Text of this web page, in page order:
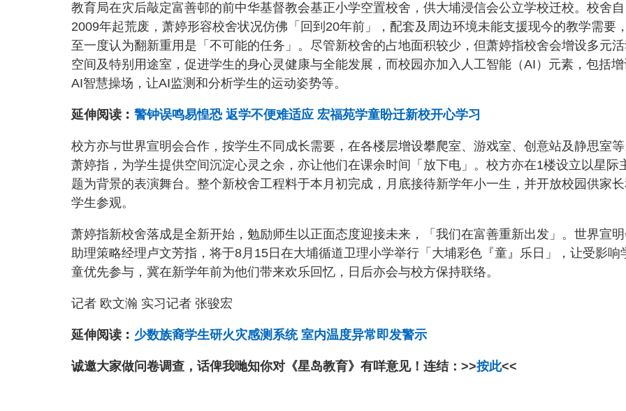
教育局在灾后敲定富善邨的前中华基督教会基正小学空置校舍，供大埔浸信会公立学校迁校。校舍自
2009年起荒废，萧婷形容校舍状况仿佛「回到20年前」，配套及周边环境未能支援现今的教学需要
至一度认为翻新重用是「不可能的任务」。尽管新校舍的占地面积较少，但萧婷指校舍会增设多元
空间及特别用途室，促进学生的身心灵健康与全能发展，而校园亦加入人工智能（AI）元素，包括
AI智慧操场，让AI监测和分析学生的运动姿势等。
延伸阅读︰ 警钟误鸣易惶恐 返学不便难适应 宏福苑学童盼迁新校开心学习
校方亦与世界宣明会合作，按学生不同成长需要，在各楼层增设攀爬室、游戏室、创意站及静思室
萧婷指，为学生提供空间沉淀心灵之余，亦让他们在课余时间「放下电」。校方亦在1楼设立以星际
题为背景的表演舞台。整个新校舍工程料于本月初完成，月底接待新学年小一生，并开放校园供家
学生参观。
萧婷指新校舍落成是全新开始，勉励师生以正面态度迎接未来，「我们在富善重新出发」。世界宣
助理策略经理卢文芳指，将于8月15日在大埔循道卫理小学举行「大埔彩色『童』乐日」，让受影响
童优先参与，冀在新学年前为他们带来欢乐回忆，日后亦会与校方保持联络。
记者 欧文瀚 实习记者 张骏宏
延伸阅读︰ 少数族裔学生研火灾感测系统 室内温度异常即发警示
诚邀大家做问卷调查，话俾我哋知你对《星岛教育》有咩意见！连结：>>按此<<